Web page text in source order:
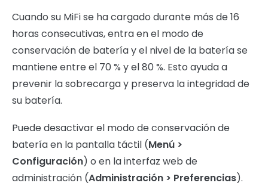
Cuando su MiFi se ha cargado durante más de 16
horas consecutivas, entra en el modo de
conservación de batería y el nivel de la batería se
mantiene entre el 70 % y el 80 %. Esto ayuda a
prevenir la sobrecarga y preserva la integridad de
su batería.
Puede desactivar el modo de conservación de
batería en la pantalla táctil (Menú >
Configuración) o en la interfaz web de
administración (Administración > Preferencias).